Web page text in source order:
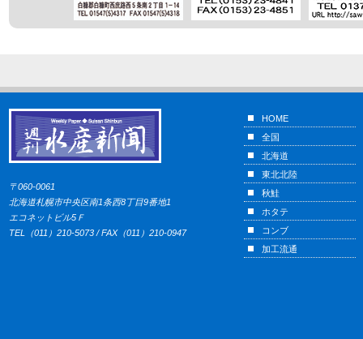
〒060-0061
北海道札幌市中央区南1条西8丁目9番地1
エコネットビル5Ｆ
TEL（011）210-5073 / FAX（011）210-0947
HOME
全国
北海道
東北北陸
秋鮭
ホタテ
コンブ
加工流通